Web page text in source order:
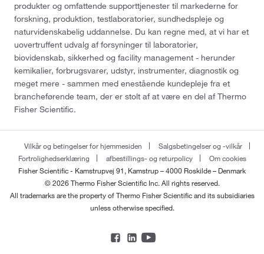
produkter og omfattende supporttjenester til markederne for
forskning, produktion, testlaboratorier, sundhedspleje og
naturvidenskabelig uddannelse. Du kan regne med, at vi har et
uovertruffent udvalg af forsyninger til laboratorier,
biovidenskab, sikkerhed og facility management - herunder
kemikalier, forbrugsvarer, udstyr, instrumenter, diagnostik og
meget mere - sammen med enestående kundepleje fra et
brancheførende team, der er stolt af at være en del af Thermo
Fisher Scientific.
Vilkår og betingelser for hjemmesiden
Salgsbetingelser og -vilkår
Fortrolighedserklæring
afbestillings- og returpolicy
Om cookies
Fisher Scientific - Kamstrupvej 91, Kamstrup – 4000 Roskilde – Denmark
© 2026 Thermo Fisher Scientific Inc. All rights reserved.
All trademarks are the property of Thermo Fisher Scientific and its subsidiaries
unless otherwise specified.